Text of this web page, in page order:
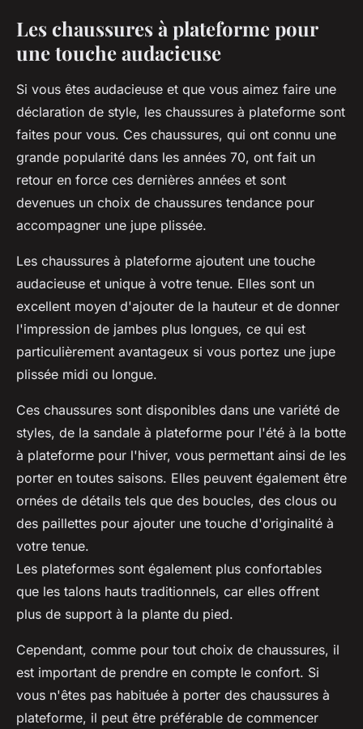
Les chaussures à plateforme pour
une touche audacieuse
Si vous êtes audacieuse et que vous aimez faire une
déclaration de style, les chaussures à plateforme sont
faites pour vous. Ces chaussures, qui ont connu une
grande popularité dans les années 70, ont fait un
retour en force ces dernières années et sont
devenues un choix de chaussures tendance pour
accompagner une jupe plissée.
Les chaussures à plateforme ajoutent une touche
audacieuse et unique à votre tenue. Elles sont un
excellent moyen d'ajouter de la hauteur et de donner
l'impression de jambes plus longues, ce qui est
particulièrement avantageux si vous portez une jupe
plissée midi ou longue.
Ces chaussures sont disponibles dans une variété de
styles, de la sandale à plateforme pour l'été à la botte
à plateforme pour l'hiver, vous permettant ainsi de les
porter en toutes saisons. Elles peuvent également être
ornées de détails tels que des boucles, des clous ou
des paillettes pour ajouter une touche d'originalité à
votre tenue.
Les plateformes sont également plus confortables
que les talons hauts traditionnels, car elles offrent
plus de support à la plante du pied.
Cependant, comme pour tout choix de chaussures, il
est important de prendre en compte le confort. Si
vous n'êtes pas habituée à porter des chaussures à
plateforme, il peut être préférable de commencer